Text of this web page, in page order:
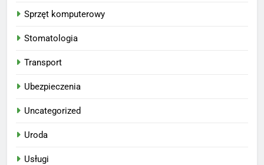
Sprzęt komputerowy
Stomatologia
Transport
Ubezpieczenia
Uncategorized
Uroda
Usługi